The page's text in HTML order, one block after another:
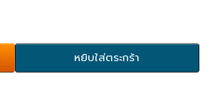
หยิบใส่ตระกร้า